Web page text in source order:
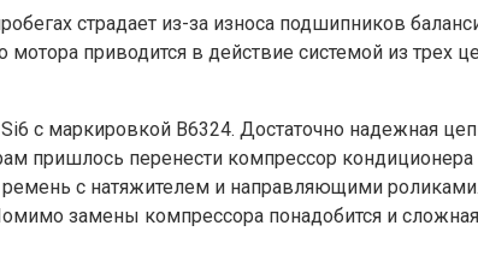
страдает из-за износа подшипников
приводится в действие системой из трех
с маркировкой B6324. Достаточно надежная
пришлось перенести компрессор
с натяжителем и направляющими
замены компрессора понадобится и